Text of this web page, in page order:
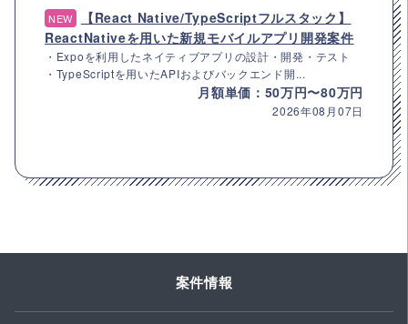
NEW
【React Native/TypeScriptフルスタック】
ReactNativeを用いた新規モバイルアプリ開発案件
・Expoを利用したネイティブアプリの設計・開発・テスト
・TypeScriptを用いたAPIおよびバックエンド開...
月額単価：50万円〜80万円
2026年08月07日
案件情報